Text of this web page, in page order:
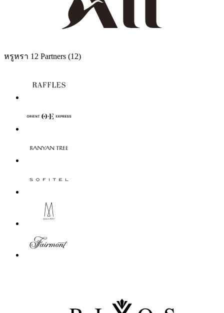
หรูหรา 12 Partners (12)